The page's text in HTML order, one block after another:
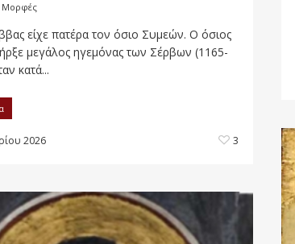
Μορφές
είχε πατέρα τον όσιο Συμεών. Ο όσιος
μεγάλος ηγεμόνας των Σέρβων (1165-
κατά...
2026 3